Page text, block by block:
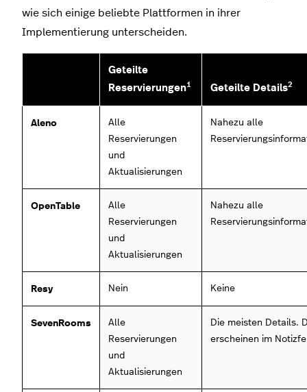
wie sich einige beliebte Plattformen in ihrer
Implementierung unterscheiden.
Geteilte
Reservierungen1 Geteilte Details2
Aleno
Alle
Reservierungen
und
Aktualisierungen
Nahezu alle
OpenTable
Alle
Reservierungen
und
Aktualisierungen
Nahezu alle
Resy Nein Keine
SevenRooms
Alle
Reservierungen
und
Aktualisierungen
Die meisten Details.
erscheinen im